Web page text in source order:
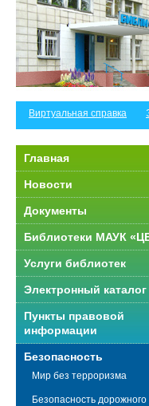
Виртуальная справка
Главная
Новости
Документы
Библиотеки МАУК
Услуги библиотек
Электронный каталог
Пункты правовой
информации
Безопасность
Мир без терроризма
Безопасность дорожного